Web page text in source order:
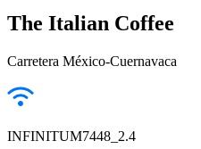
The Italian Coffee
Carretera México-Cuernavaca
INFINITUM7448_2.4